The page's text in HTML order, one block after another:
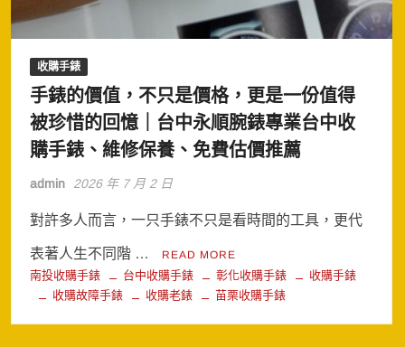
收購手錶
手錶的價值，不只是價格，更是一份值得
被珍惜的回憶｜台中永順腕錶專業台中收
購手錶、維修保養、免費估價推薦
admin 2026 年 7 月 2 日
對許多人而言，一只手錶不只是看時間的工具，更代
表著人生不同階 … READ MORE
南投收購手錶 台中收購手錶 彰化收購手錶
收購手錶
收購故障手錶
收購老錶 苗栗收購手錶